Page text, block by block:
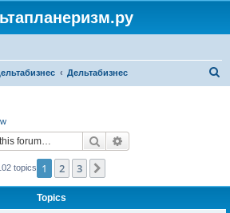
Дельтабизнес
Search
topics 1 2 3
Topics